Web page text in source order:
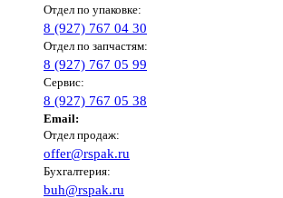
Отдел по упаковке:
8 (927) 767 04 30
Отдел по запчастям:
8 (927) 767 05 99
Сервис:
8 (927) 767 05 38
Email:
Отдел продаж:
offer@rspak.ru
Бухгалтерия:
buh@rspak.ru